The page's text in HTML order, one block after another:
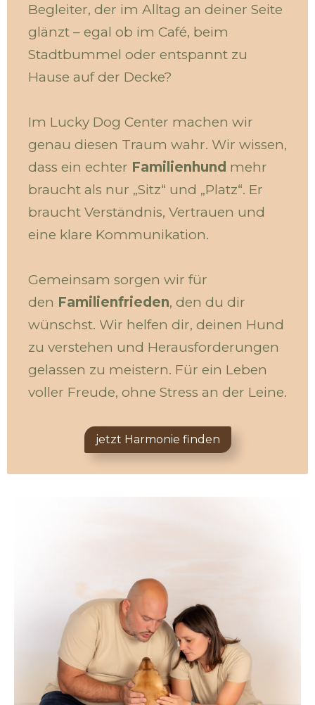
Begleiter, der im Alltag an deiner Seite
glänzt – egal ob im Café, beim
Stadtbummel oder entspannt zu
Hause auf der Decke?
Im Lucky Dog Center machen wir
genau diesen Traum wahr. Wir wissen,
dass ein echter Familienhund mehr
braucht als nur „Sitz“ und „Platz“. Er
braucht Verständnis, Vertrauen und
eine klare Kommunikation.
Gemeinsam sorgen wir für
den Familienfrieden, den du dir
wünschst. Wir helfen dir, deinen Hund
zu verstehen und Herausforderungen
gelassen zu meistern. Für ein Leben
voller Freude, ohne Stress an der Leine.
jetzt Harmonie finden